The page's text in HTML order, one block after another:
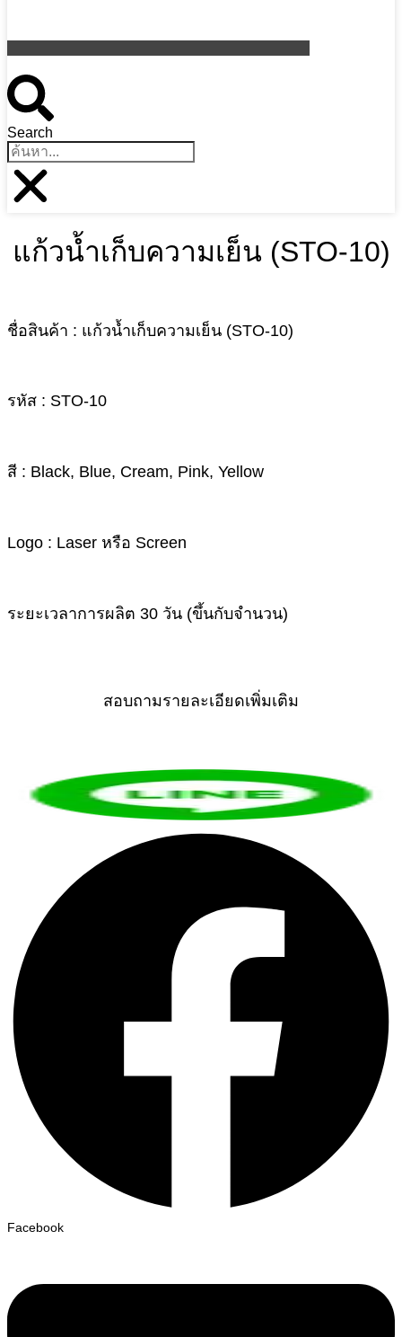
Search
แก้วน้ำเก็บความเย็น (STO-10)
ชื่อสินค้า : แก้วน้ำเก็บความเย็น (STO-10)
รหัส : STO-10
สี : Black, Blue, Cream, Pink, Yellow
Logo : Laser หรือ Screen
ระยะเวลาการผลิต 30 วัน (ขึ้นกับจำนวน)
สอบถามรายละเอียดเพิ่มเติม
Facebook